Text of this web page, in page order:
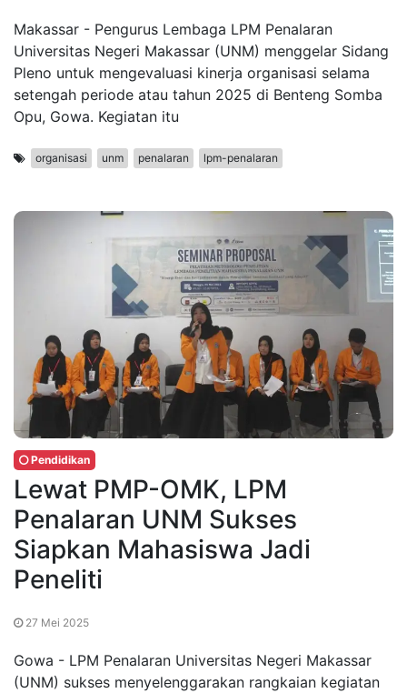
Makassar - Pengurus Lembaga LPM Penalaran
Universitas Negeri Makassar (UNM) menggelar Sidang
Pleno untuk mengevaluasi kinerja organisasi selama
setengah periode atau tahun 2025 di Benteng Somba
Opu, Gowa. Kegiatan itu
organisasi unm penalaran lpm-penalaran
Pendidikan
Lewat PMP-OMK, LPM
Penalaran UNM Sukses
Siapkan Mahasiswa Jadi
Peneliti
27 Mei 2025
Gowa - LPM Penalaran Universitas Negeri Makassar
(UNM) sukses menyelenggarakan rangkaian kegiatan